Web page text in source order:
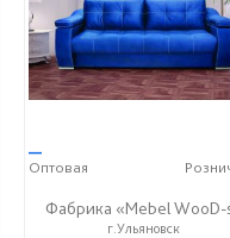
—
Оптовая
Фабрика «Mebel WooD-
г.Ульяновск